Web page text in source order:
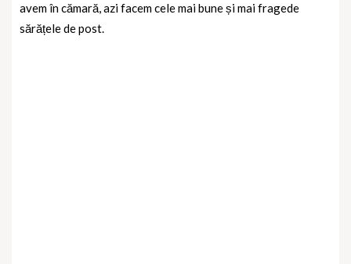
avem în cămară, azi facem cele mai bune și mai fragede
sărățele de post.